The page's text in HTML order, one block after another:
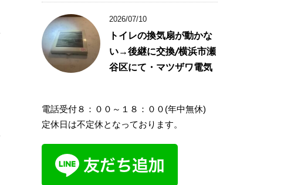
2026/07/10
トイレの換気扇が動かな
い→後継に交換/横浜市瀬
谷区にて・マツザワ電気
電話受付８：００～１８：００(年中無休)
定休日は不定休となっております。